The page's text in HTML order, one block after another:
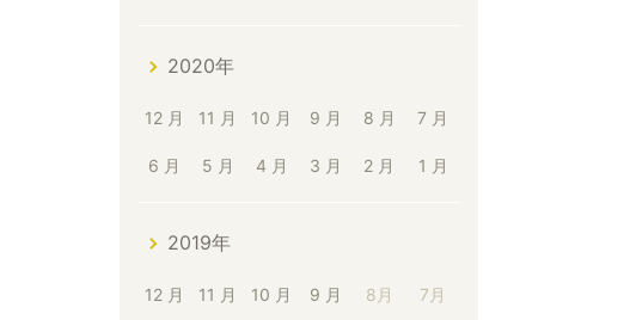
2020年
12 月 11 月 10 月 9 月 8 月 7 月
6 月 5 月 4 月 3 月 2 月 1 月
2019年
12 月 11 月 10 月 9 月 8月 7月